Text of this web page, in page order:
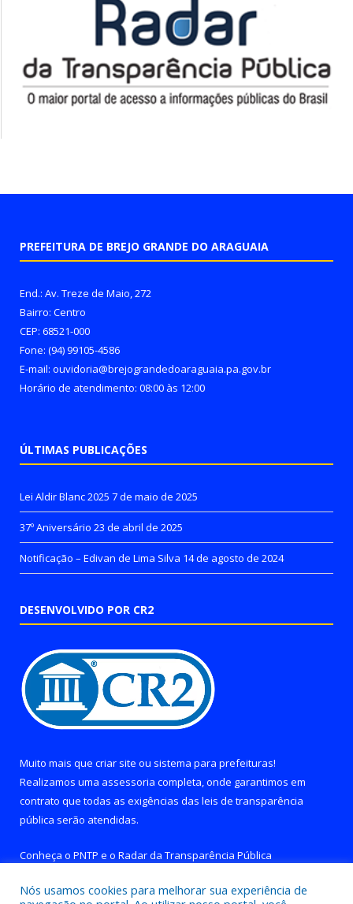
PREFEITURA DE BREJO GRANDE DO ARAGUAIA
End.: Av. Treze de Maio, 272
Bairro: Centro
CEP: 68521-000
Fone: (94) 99105-4586
E-mail: ouvidoria@brejograndedoaraguaia.pa.gov.br
Horário de atendimento: 08:00 às 12:00
ÚLTIMAS PUBLICAÇÕES
Lei Aldir Blanc 2025 7 de maio de 2025
37º Aniversário 23 de abril de 2025
Notificação – Edivan de Lima Silva 14 de agosto de 2024
DESENVOLVIDO POR CR2
Muito mais que criar site ou sistema para prefeituras!
Realizamos uma assessoria completa, onde garantimos em
contrato que todas as exigências das leis de transparência
pública serão atendidas.
Conheça o PNTP e o Radar da Transparência Pública
Nós usamos cookies para melhorar sua experiência de